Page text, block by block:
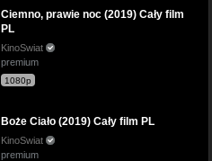
Ciemno, prawie noc (2019) Cały film
PL
KinoSwiat
premium
1080p
Boże Ciało (2019) Cały film PL
KinoSwiat
premium